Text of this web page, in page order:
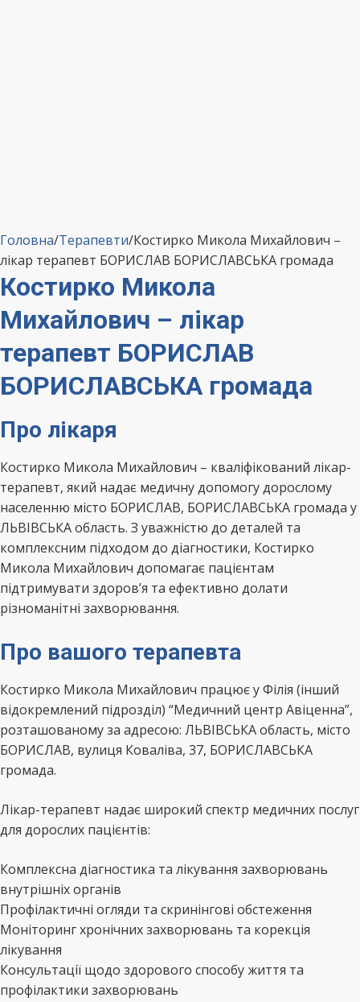
Головна/Терапевти/Костирко Микола Михайлович –
лікар терапевт БОРИСЛАВ БОРИСЛАВСЬКА громада
Костирко Микола
Михайлович – лікар
терапевт БОРИСЛАВ
БОРИСЛАВСЬКА громада
Про лікаря
Костирко Микола Михайлович – кваліфікований лікар-
терапевт, який надає медичну допомогу дорослому
населенню місто БОРИСЛАВ, БОРИСЛАВСЬКА громада у
ЛЬВІВСЬКА область. З уважністю до деталей та
комплексним підходом до діагностики, Костирко
Микола Михайлович допомагає пацієнтам
підтримувати здоров’я та ефективно долати
різноманітні захворювання.
Про вашого терапевта
Костирко Микола Михайлович працює у Філія (інший
відокремлений підрозділ) “Медичний центр Авіценна”,
розташованому за адресою: ЛЬВІВСЬКА область, місто
БОРИСЛАВ, вулиця Коваліва, 37, БОРИСЛАВСЬКА
громада.
Лікар-терапевт надає широкий спектр медичних послуг
для дорослих пацієнтів:
Комплексна діагностика та лікування захворювань
внутрішніх органів
Профілактичні огляди та скринінгові обстеження
Моніторинг хронічних захворювань та корекція
лікування
Консультації щодо здорового способу життя та
профілактики захворювань